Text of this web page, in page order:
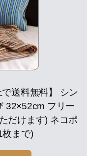
送料無料】 シン
32×52cm フリー
だけます) ネコポ
枚まで)